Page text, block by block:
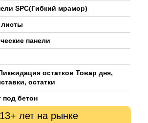
SPC(Гибкий мрамор)
панели
остатков Товар дня,
остатки
под бетон
13+ лет на рынке